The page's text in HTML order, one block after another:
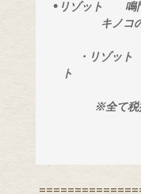
•リゾット　　鳴
キノコ
・リゾット
ト　　　　　
※全て税